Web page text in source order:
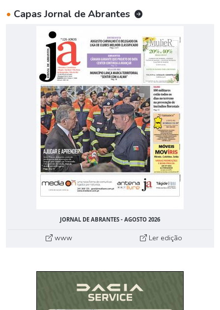
• Capas Jornal de Abrantes
JORNAL DE ABRANTES - AGOSTO 2026
www Ler edição